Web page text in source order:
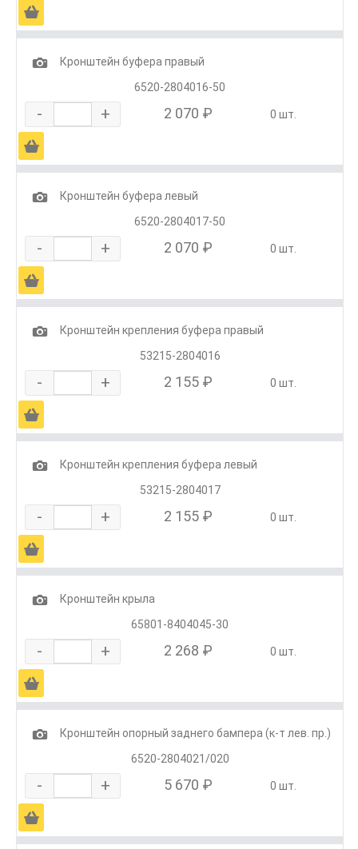
Ä
1
Кронштейн буфера правый
6520-2804016-50
- + 2 070 ₽ 0 шт.
Ä
1
Кронштейн буфера левый
6520-2804017-50
- + 2 070 ₽ 0 шт.
Ä
1
Кронштейн крепления буфера правый
53215-2804016
- + 2 155 ₽ 0 шт.
Ä
1
Кронштейн крепления буфера левый
53215-2804017
- + 2 155 ₽ 0 шт.
Ä
1
Кронштейн крыла
65801-8404045-30
- + 2 268 ₽ 0 шт.
Ä
1
Кронштейн опорный заднего бампера (к-т лев. пр.)
6520-2804021/020
- + 5 670 ₽ 0 шт.
Ä